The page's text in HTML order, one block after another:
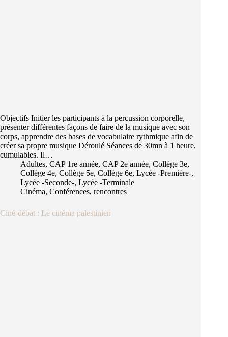
Objectifs Initier les participants à la percussion corporelle,
présenter différentes façons de faire de la musique avec son
corps, apprendre des bases de vocabulaire rythmique afin de
créer sa propre musique Déroulé Séances de 30mn à 1 heure,
cumulables. Il…
Adultes, CAP 1re année, CAP 2e année, Collège 3e,
Collège 4e, Collège 5e, Collège 6e, Lycée -Première-,
Lycée -Seconde-, Lycée -Terminale
Cinéma, Conférences, rencontres
Ciné-débat : Le cinéma palestinien